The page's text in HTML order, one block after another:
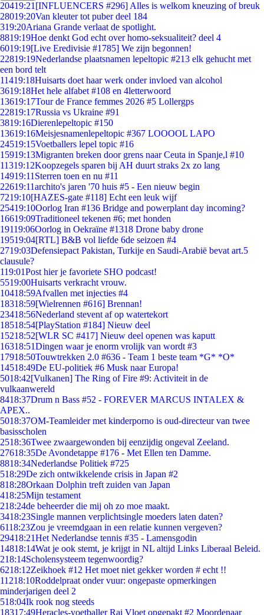
20419:21 [INFLUENCERS #296] Alles is welkom kneuzing of breuk
28019:20Van kleuter tot puber deel 184
319:20Ariana Grande verlaat de spotlight.
8819:19Hoe denkt God echt over homo-seksualiteit? deel 4
6019:19[Live Eredivisie #1785] We zijn begonnen!
22819:19Nederlandse plaatsnamen lepeltopic #213 elk gehucht met
een bord telt
11419:18Huisarts doet haar werk onder invloed van alcohol
3619:18Het hele alfabet #108 en 4letterwoord
13619:17Tour de France femmes 2026 #5 Lollergps
22819:17Russia vs Ukraine #91
3819:16Dierenlepeltopic #150
13619:16Meisjesnamenlepeltopic #367 LOOOOL LAPO
24519:15Voetballers lepel topic #16
15919:13Migranten breken door grens naar Ceuta in Spanje,l #10
11319:12Koopzegels sparen bij AH duurt straks 2x zo lang
14919:11 Sterren toen en nu #11
22619:11archito's jaren '70 huis #5 - Een nieuw begin
7219:10[HAZES-gate #118] Echt een leuk wijf
25419:10Oorlog Iran #136 Bridge and powerplant day incoming?
16619:09Traditioneel tekenen #6; met honden
19119:06Oorlog in Oekraïne #1318 Drone baby drone
19519:04[RTL] B&B vol liefde 6de seizoen #4
2719:03Defensiepact Pakistan, Turkije en Saudi-Arabië bevat art.5
clausule?
119:01Post hier je favoriete SHO podcast!
5519:00Huisarts verkracht vrouw.
10418:59Afvallen met injecties #4
18318:59[Wielrennen #616] Brennan!
23418:56Nederland stevent af op watertekort
18518:54[PlayStation #184] Nieuw deel
15218:52[WLR SC #417] Nieuw deel openen was kaputt
16318:51Dingen waar je enorm vrolijk van wordt #3
17918:50Touwtrekken 2.0 #636 - Team 1 beste team *G* *O*
14518:49De EU-politiek #6 Musk naar Europa!
5018:42[Vulkanen] The Ring of Fire #9: Activiteit in de
vulkaanwereld
8418:37Drum n Bass #52 - FOREVER MARCUS INTALEX &
APEX..
5018:37OM-Teamleider met kinderporno is oud-directeur van twee
basisscholen
2518:36Twee zwaargewonden bij eenzijdig ongeval Zeeland.
27618:35De Avondetappe #176 - Met Ellen ten Damme.
8818:34Nederlandse Politiek #725
518:29De zich ontwikkelende crisis in Japan #2
818:28Orkaan Dolphin treft zuiden van Japan
418:25Mijn testament
218:24de beheerder die mij oh zo moe maakt.
3418:23Single mannen verplichtsingle moeders laten daten?
6118:23Zou je vreemdgaan in een relatie kunnen vergeven?
29418:21Het Nederlandse tennis #35 - Lamensgodin
14818:14Wat je ook stemt, je krijgt in NL altijd Links Liberaal Beleid.
218:14Scholensysteem tegenwoordig?
6218:12Zeikhoek #12 Het moet niet gekker worden # echt !!
11218:10Roddelpraat onder vuur: ongepaste opmerkingen
minderjarigen deel 2
518:04Ik rook nog steeds
18317:49Heracles-voetballer Rai Vloet opgepakt #2 Moordenaar